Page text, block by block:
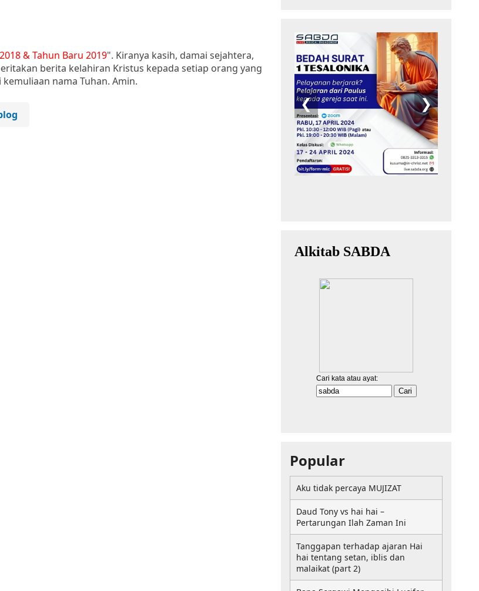
& Tahun Baru 2019". Kiranya kasih, damai sejahtera,
berita kelahiran Kristus kepada setiap orang yang
nama Tuhan. Amin.
Popular
Aku tidak percaya MUJIZAT
Daud Tony vs hai hai –
Pertarungan Ilah Zaman Ini
Tanggapan terhadap ajaran Hai
hai tentang setan, iblis dan
malaikat (part 2)